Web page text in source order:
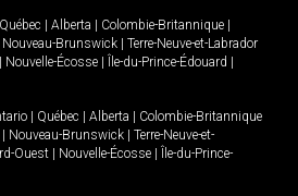
Québec Alberta Colombie-Britannique
Nouveau-Brunswick
Terre-Neuve-et-Labrador
Nouvelle-Écosse Île-du-Prince-Édouard
Québec Alberta
Colombie-Britannique
Nouveau-Brunswick
Terre-Neuve-et-
Ouest Nouvelle-Écosse
Île-du-Prince-